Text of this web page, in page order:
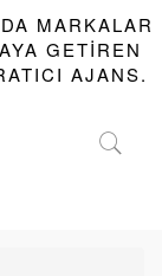
MARKALAR
GETIREN
AJANS.